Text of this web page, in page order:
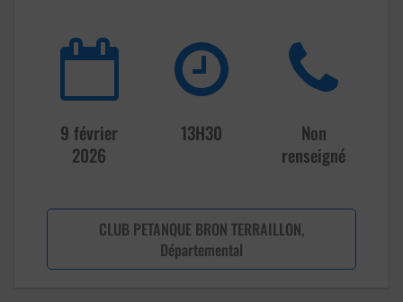
9 février
2026
13H30
Non
renseigné
CLUB PETANQUE BRON TERRAILLON,
Départemental